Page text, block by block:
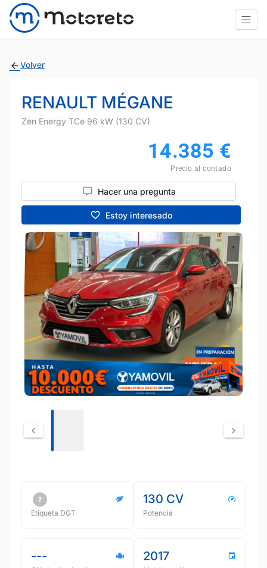
Volver
RENAULT MÉGANE
Zen Energy TCe 96 kW (130 CV)
14.385 €
Precio al contado
Hacer una pregunta
Estoy interesado
Etiqueta DGT
130 CV
Potencia
--- 2017